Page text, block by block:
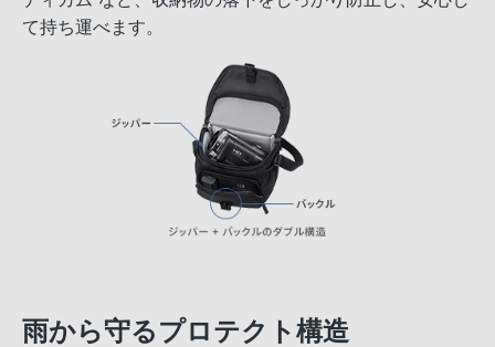
て持ち運べます。
雨から守るプロテクト構造